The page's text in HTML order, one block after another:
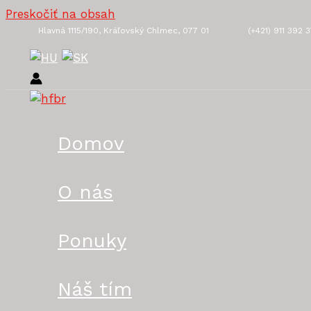
Preskočiť na obsah
Hlavná 1115/190, Kráľovský Chlmec, 077 01 (+421) 911 392
Domov
O nás
Ponuky
Náš tím